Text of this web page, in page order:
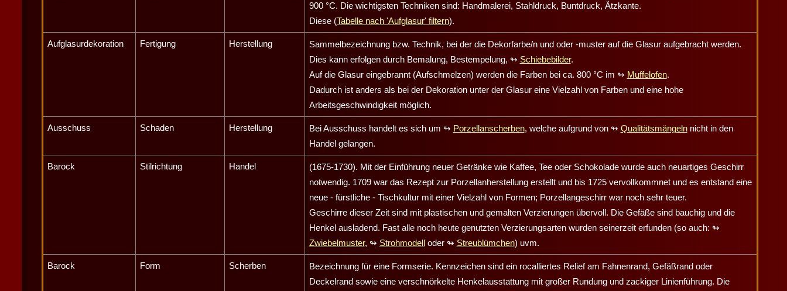
900 °C. Die wichtigsten Techniken sind: Handmalerei, Stahldruck, Buntdruck, Ätzkante.
Diese (Tabelle nach 'Aufglasur' filtern).
Aufglasurdekoration Fertigung Herstellung
Sammelbezeichnung bzw. Technik, bei der die Dekorfarbe/n und oder -muster auf die Glasur aufgebracht werden.
Dies kann erfolgen durch Bemalung, Bestempelung, ↬ Schiebebilder.
Auf die Glasur eingebrannt (Aufschmelzen) werden die Farben bei ca. 800 °C im ↬ Muffelofen.
Dadurch ist anders als bei der Dekoration unter der Glasur eine Vielzahl von Farben und eine hohe
Arbeitsgeschwindigkeit möglich.
Ausschuss Schaden Herstellung Bei Ausschuss handelt es sich um ↬ Porzellanscherben, welche aufgrund von ↬ Qualitätsmängelnnicht in den
Handel gelangen.
Barock Stilrichtung Handel
(1675-1730). Mit der Einführung neuer Getränke wie Kaffee, Tee oder Schokolade wurde auch neuartiges Geschirr
notwendig. 1709 war das Rezept zur Porzellanherstellung erstellt und bis 1725 vervollkommnet und es entstand eine
neue - fürstliche - Tischkultur mit einer Vielzahl von Formen; Porzellangeschirr war noch sehr teuer.
Geschirre dieser Zeit sind mit plastischen und gemalten Verzierungen übervoll. Die Gefäße sind bauchig und die
Henkel ausladend. Fast alle noch heute genutzten Verzierungsarten wurden seinerzeit erfunden (so auch: ↬
Zwiebelmuster, ↬ Strohmodelloder ↬ Streublümchen) uvm.
Barock Form Scherben
Bezeichnung für eine Formserie. Kennzeichen sind ein rocalliertes Relief am Fahnenrand, Gefäßrand oder
Deckelrand sowie eine verschnörkelte Henkelausstattung mit großer Rundung und zackiger Linienführung. Die